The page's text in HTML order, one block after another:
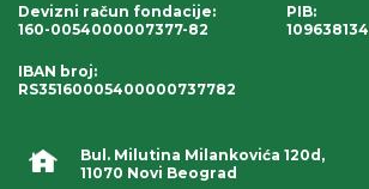
Bul. Milutina Milankovića 120d,
11070 Novi Beograd
Devizni račun fondacije:
160-0054000007377-82
IBAN broj:
RS35160005400000737782
PIB:
109638134